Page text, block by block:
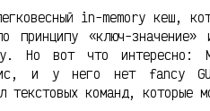
in-memory кеш,
принципу «ключ-
Но вот что интересно:
и у него нет fancy
текстовых команд, которые